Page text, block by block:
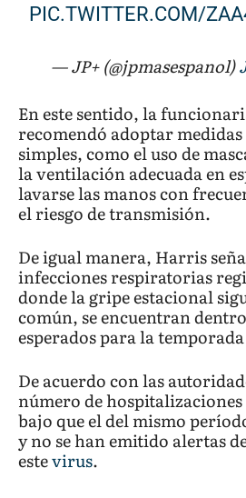
PIC.TWITTER.COM/
— JP+ (@jpmasespanol)
En este sentido, la
recomendó adoptar
simples, como el uso de
la ventilación adecuada en
lavarse las manos con
el riesgo de transmisión.
De igual manera, Harris
infecciones respiratorias
donde la gripe estacional
común, se encuentran
esperados para la
De acuerdo con las
número de
bajo que el del mismo
y no se han emitido alertas
estevirus.